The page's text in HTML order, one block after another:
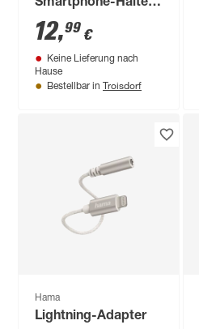
Smartphone-Halter
'Magnet'
12,99 €
Keine Lieferung nach
Hause
Bestellbar in Troisdorf
Hama
Lightning-Adapter